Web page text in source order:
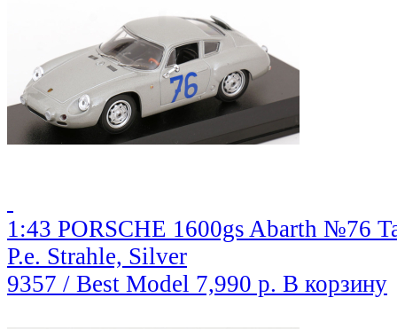
1:43 PORSCHE 1600gs Abarth №76
P.e. Strahle, Silver
9357 / Best Model 7,990 р. В корзину